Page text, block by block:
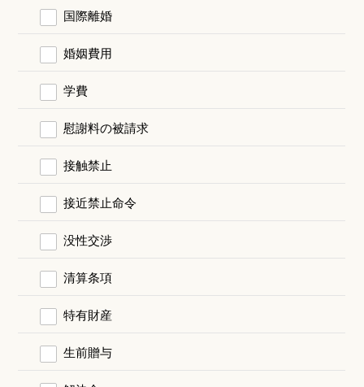
国際離婚
婚姻費用
学費
慰謝料の被請求
接触禁止
接近禁止命令
没性交渉
清算条項
特有財産
生前贈与